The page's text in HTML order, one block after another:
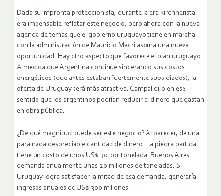
Dada su impronta proteccionista, durante la era kirchnerista
era impensable reflotar este negocio, pero ahora con la nueva
agenda de temas que el gobierno uruguayo tiene en marcha
con la administración de Mauricio Macri asoma una nueva
oportunidad. Hay otro aspecto que favorece el plan uruguayo.
A medida que Argentina continúe sincerando sus costos
energéticos (que antes estaban fuertemente subsidiados), la
oferta de Uruguay será más atractiva. Campal dijo en ese
sentido que los argentinos podrían reducir el dinero que gastan
en obra pública.
¿De qué magnitud puede ser este negocio? Al parecer, de una
para nada despreciable cantidad de dinero. La piedra partida
tiene un costo de unos US$ 30 por tonelada. Buenos Aires
demanda anualmente unas 20 millones de toneladas. Si
Uruguay logra satisfacer la mitad de esa demanda, generaría
ingresos anuales de US$ 300 millones.